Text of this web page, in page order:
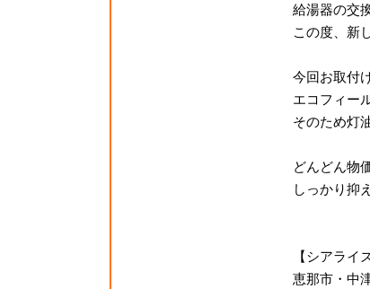
給湯器の交
この度、新
今回お取付
エコフィー
そのため灯
どんどん物
しっかり抑
【シアラ
恵那市・中